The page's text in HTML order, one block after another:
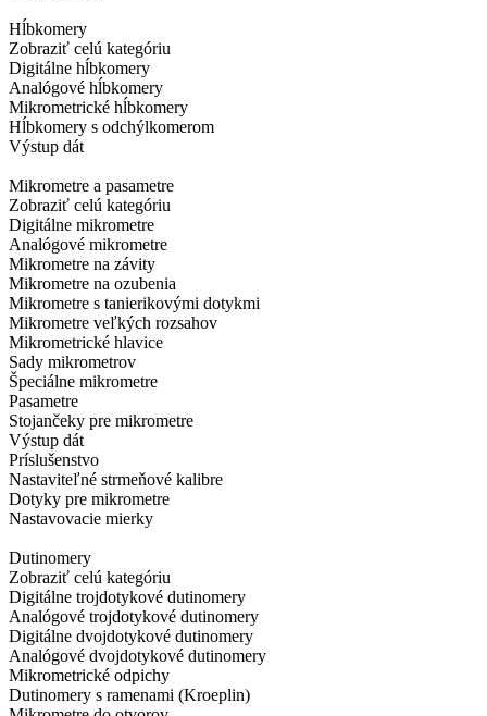
Hĺbkomery
Zobraziť celú kategóriu
Digitálne hĺbkomery
Analógové hĺbkomery
Mikrometrické hĺbkomery
Hĺbkomery s odchýlkomerom
Výstup dát
Mikrometre a pasametre
Zobraziť celú kategóriu
Digitálne mikrometre
Analógové mikrometre
Mikrometre na závity
Mikrometre na ozubenia
Mikrometre s tanierikovými dotykmi
Mikrometre veľkých rozsahov
Mikrometrické hlavice
Sady mikrometrov
Špeciálne mikrometre
Pasametre
Stojančeky pre mikrometre
Výstup dát
Príslušenstvo
Nastaviteľné strmeňové kalibre
Dotyky pre mikrometre
Nastavovacie mierky
Dutinomery
Zobraziť celú kategóriu
Digitálne trojdotykové dutinomery
Analógové trojdotykové dutinomery
Digitálne dvojdotykové dutinomery
Analógové dvojdotykové dutinomery
Mikrometrické odpichy
Dutinomery s ramenami (Kroeplin)